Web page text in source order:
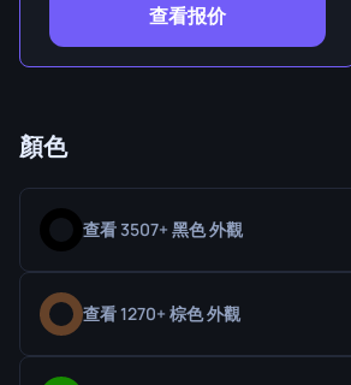
查看报价
顏色
查看 3507+ 黑色 外觀
查看 1270+ 棕色 外觀